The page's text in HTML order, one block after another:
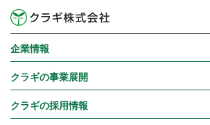
企業情報
クラギの事業展開
クラギの採用情報